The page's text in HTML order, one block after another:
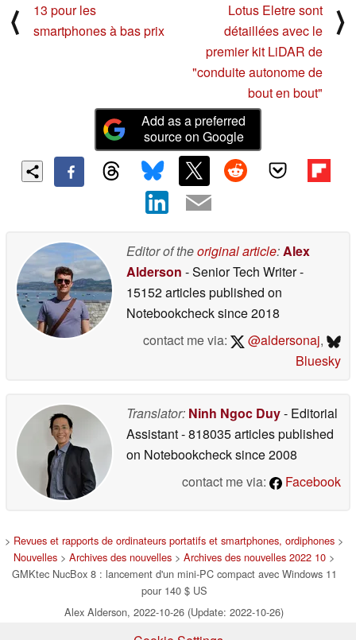
⟨
13 pour les
smartphones à bas prix
Lotus Eletre sont
détaillées avec le
premier kit LiDAR de
"conduite autonome de
bout en bout"
⟩
Add as a preferred
source on Google
Editor of theoriginal article:Alex
Alderson - Senior Tech Writer-
15152 articles published on
Notebookchecksince 2018
contact me via:
@aldersonaj,
Bluesky
Translator: Ninh Ngoc Duy- Editorial
Assistant- 818035 articles published
on Notebookchecksince 2008
contact me via:
Facebook
> Revues et rapports de ordinateurs portatifs et smartphones, ordiphones >
Nouvelles > Archives des nouvelles > Archives des nouvelles 2022 10 >
GMKtec NucBox 8 : lancement d'un mini-PC compact avec Windows 11
pour 140 $ US
Alex Alderson, 2022-10-26 (Update: 2022-10-26)